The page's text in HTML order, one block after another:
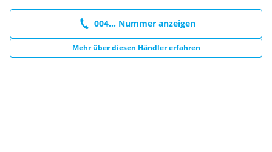
004... Nummer anzeigen
Mehr über diesen Händler erfahren